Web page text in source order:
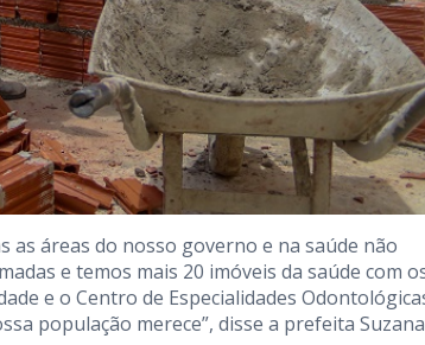
as áreas do nosso governo e na saúde não
e temos mais 20 imóveis da saúde com
e o Centro de Especialidades
população merece”, disse a prefeita Suzana